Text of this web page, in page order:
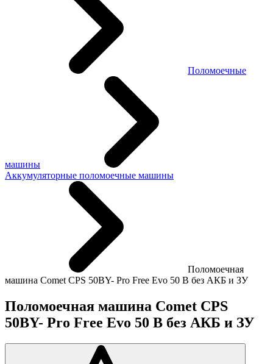
Поломоечные
машины
Аккумуляторные поломоечные машины
Поломоечная
машина Comet CPS 50BY- Pro Free Evo 50 B без АКБ и ЗУ
Поломоечная машина Comet CPS
50BY- Pro Free Evo 50 B без АКБ и ЗУ